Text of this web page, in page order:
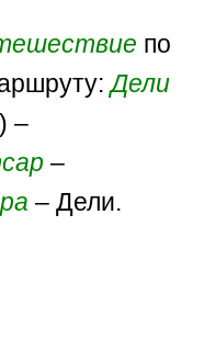
по
Дели
) –
–
– Дели.